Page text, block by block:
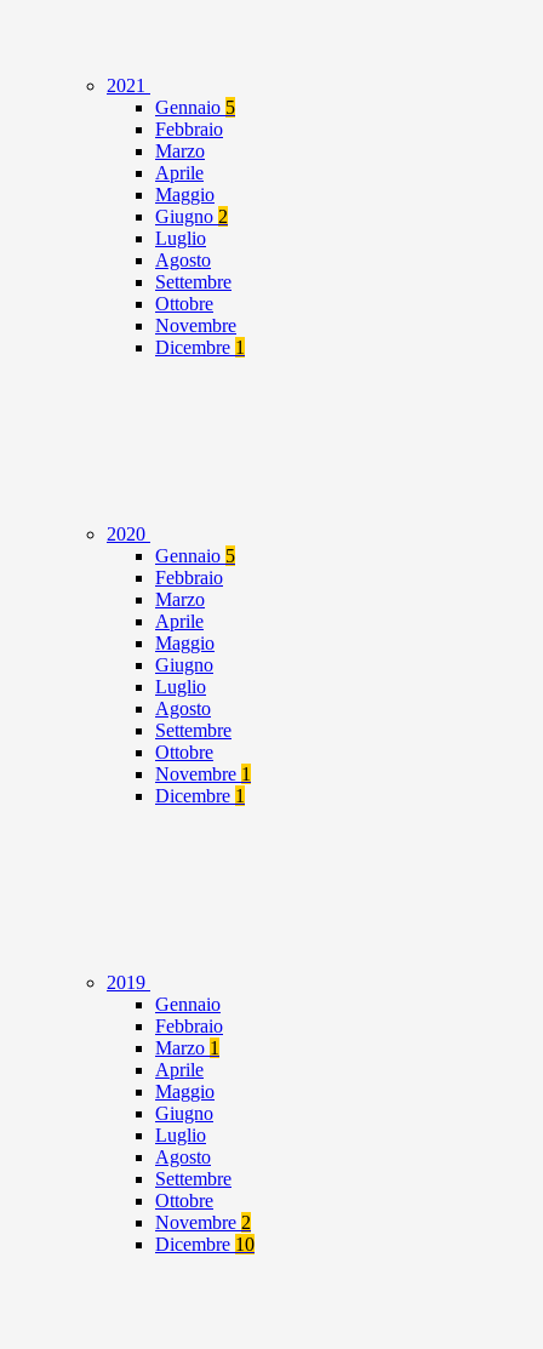
2021
Gennaio 5
Febbraio
Marzo
Aprile
Maggio
Giugno 2
Luglio
Agosto
Settembre
Ottobre
Novembre
Dicembre 1
2020
Gennaio 5
Febbraio
Marzo
Aprile
Maggio
Giugno
Luglio
Agosto
Settembre
Ottobre
Novembre 1
Dicembre 1
2019
Gennaio
Febbraio
Marzo 1
Aprile
Maggio
Giugno
Luglio
Agosto
Settembre
Ottobre
Novembre 2
Dicembre 10